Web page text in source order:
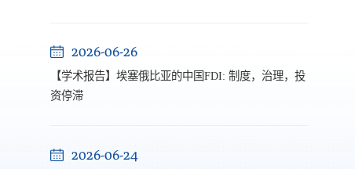
2026-06-26
【学术报告】埃塞俄比亚的中国FDI: 制度，治理，投
资停滞
2026-06-24